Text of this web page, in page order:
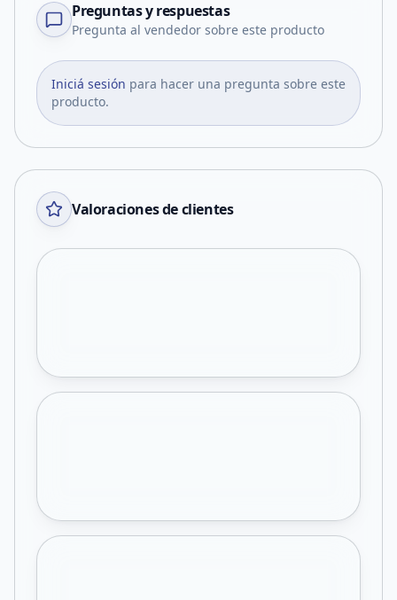
Preguntas y respuestas
Pregunta al vendedor sobre este producto
Iniciá sesión para hacer una pregunta sobre este
producto.
Valoraciones de clientes